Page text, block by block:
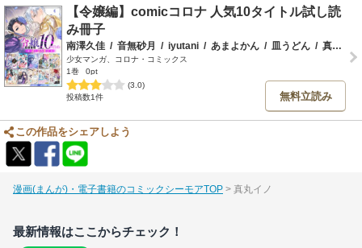
【令嬢編】comicコロナ 人気10タイトル試し読
み冊子
南澤久佳 / 音無砂月 / iyutani / あまよかん / 皿うどん / 真丸イノ
少女マンガ、コロナ・コミックス
1巻
0pt
(3.0)
投稿数1件
無料立読み
この作品をシェアしよう
漫画(まんが)・電子書籍のコミックシーモアTOP 真丸イノ
最新情報はここからチェック！